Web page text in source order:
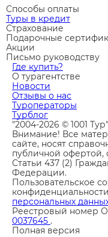
Способы оплаты
Туры в кредит
Страхование
Подарочные
Акции
Письмо руководству
Где купить?
О турагентстве
Новости
Отзывы о нас
Туроператоры
Турблог
"2004-2026 © 1001 Тур"
Внимание! Все
сайте, носят
публичной
Статьи 437 (2)
Федерации.
Пользовательское
конфиденциальности
персональных
Реестровый номер
0037645 .
Полная версия